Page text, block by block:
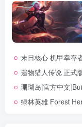
末日核心 机甲幸存者|官
遗物猎人传说 正式版|官方
珊瑚岛|官方中文
绿林英雄 Forest Heroes|官方